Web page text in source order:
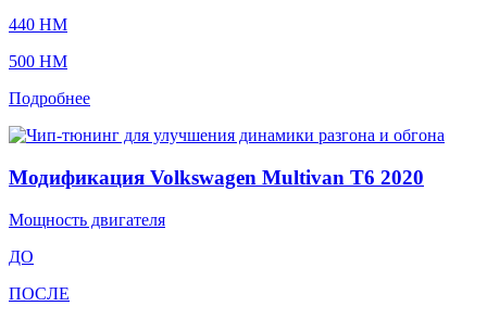
440 HM
500 HM
Подробнее
Модификация Volkswagen Multivan T6 2020
Мощность двигателя
ДО
ПОСЛЕ